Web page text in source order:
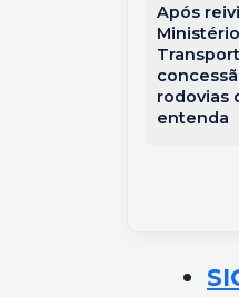
Após
rodovias
entenda